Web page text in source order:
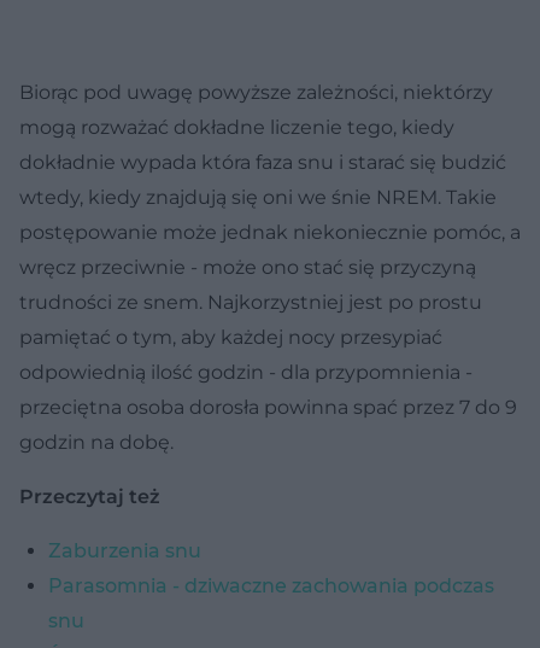
Biorąc pod uwagę powyższe zależności, niektórzy
mogą rozważać dokładne liczenie tego, kiedy
dokładnie wypada która faza snu i starać się budzić
wtedy, kiedy znajdują się oni we śnie NREM. Takie
postępowanie może jednak niekoniecznie pomóc, a
wręcz przeciwnie - może ono stać się przyczyną
trudności ze snem. Najkorzystniej jest po prostu
pamiętać o tym, aby każdej nocy przesypiać
odpowiednią ilość godzin - dla przypomnienia -
przeciętna osoba dorosła powinna spać przez 7 do 9
godzin na dobę.
Przeczytaj też
Zaburzenia snu
Parasomnia - dziwaczne zachowania podczas
snu